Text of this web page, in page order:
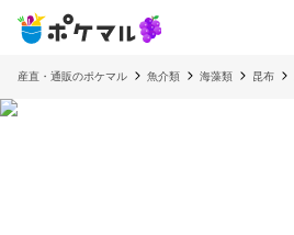
産直・通販のポケマル 魚介類 海藻類 昆布